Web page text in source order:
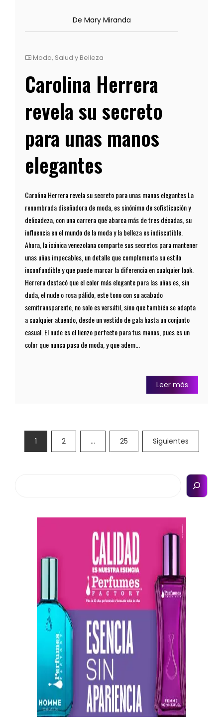
De Mary Miranda
Moda, Salud y Belleza
Carolina Herrera
revela su secreto
para unas manos
elegantes
Carolina Herrera revela su secreto para unas manos elegantes La
renombrada diseñadora de moda, es sinónimo de sofisticación y
delicadeza, con una carrera que abarca más de tres décadas, su
influencia en el mundo de la moda y la belleza es indiscutible.
Ahora, la icónica venezolana comparte sus secretos para mantener
unas uñas impecables, un detalle que complementa su estilo
inconfundible y que puede marcar la diferencia en cualquier look.
Herrera destacó que el color más elegante para las uñas es, sin
duda, el nude o rosa pálido, este tono con su acabado
semitransparente, no solo es versátil, sino que también se adapta
a cualquier atuendo, desde un vestido de gala hasta un conjunto
casual. El nude es el lienzo perfecto para tus manos, pues es un
color que nunca pasa de moda, y que adem...
Leer más
1 2 … 25 Siguientes